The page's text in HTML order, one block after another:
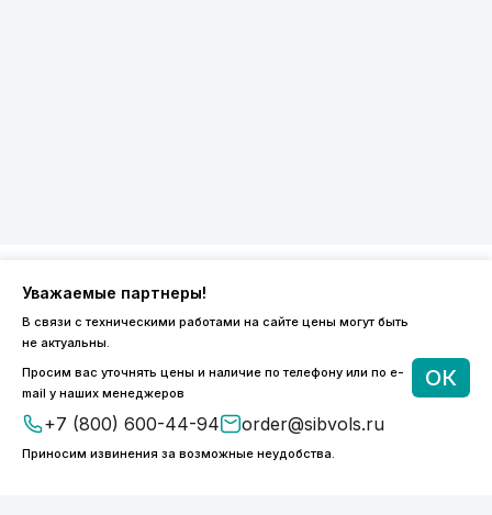
Уважаемые партнеры!
В связи с техническими работами на сайте цены могут быть
не актуальны.
Просим вас уточнять цены и наличие по телефону или по e-
mail у наших менеджеров
+7 (800) 600-44-94 order@sibvols.ru
Приносим извинения за возможные неудобства.
ОК
8 (800) 600-44-94
ПН-ПТ 9:00 - 18:00
order@sibvols.ru
О компании
Каталог
Доставка и оплата
Контакты